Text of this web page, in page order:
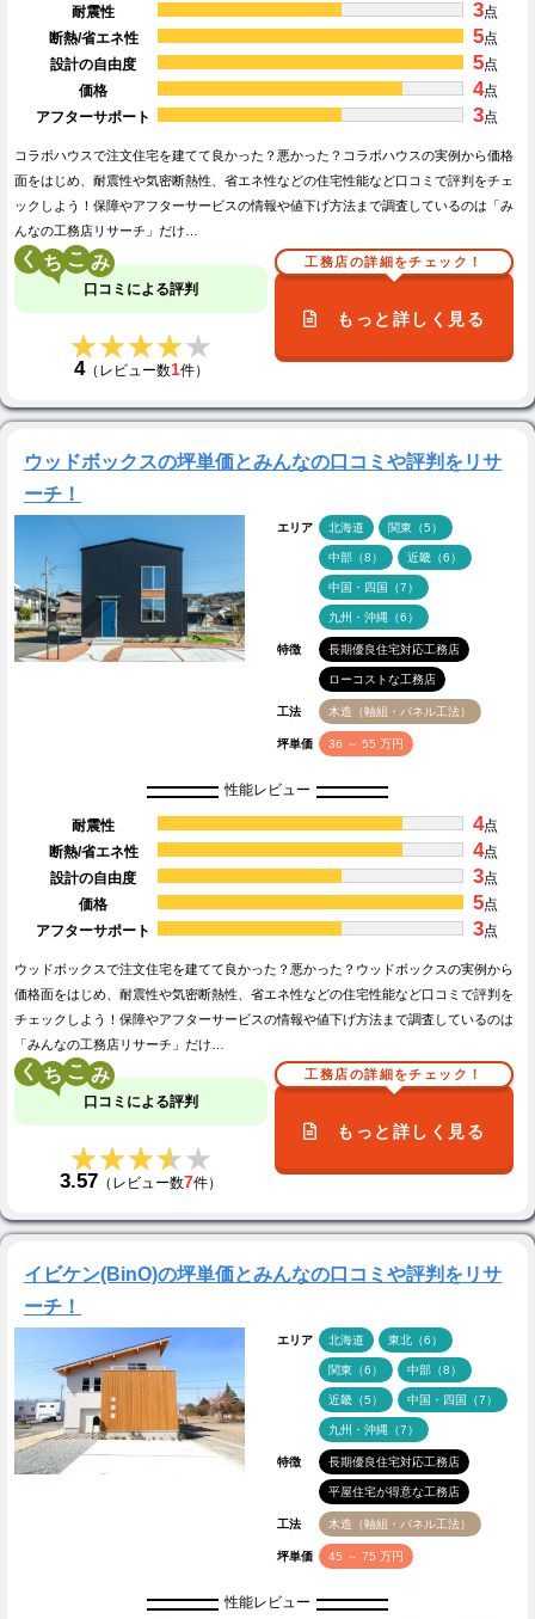
耐震性 3点
断熱/省エネ性
5点
設計の自由度
5点
価格
4点
アフターサポート
3点
コラボハウスで注文住宅を建てて良かった？悪かった？コラボハウスの実例から価格
面をはじめ、耐震性や気密断熱性、省エネ性などの住宅性能など口コミで評判をチェ
ックしよう！保障やアフターサービスの情報や値下げ方法まで調査しているのは「み
んなの工務店リサーチ」だけ…
く こ
口コミによる評判
★★★★★
★★★★★
4（レビュー数1件）
工務店の詳細をチェック！
もっと詳しく見る
ウッドボックスの坪単価とみんなの口コミや評判をリサ
ーチ！
エリア 北海道 関東（5）
中部（8） 近畿（6）
中国・四国（7）
九州・沖縄（6）
特徴 長期優良住宅対応工務店
ローコストな工務店
工法 木造（軸組・パネル工法）
坪単価 36 ～ 55 万円
性能レビュー
耐震性 4点
断熱/省エネ性
4点
設計の自由度
3点
価格
5点
アフターサポート
3点
ウッドボックスで注文住宅を建てて良かった？悪かった？ウッドボックスの実例から
価格面をはじめ、耐震性や気密断熱性、省エネ性などの住宅性能など口コミで評判を
チェックしよう！保障やアフターサービスの情報や値下げ方法まで調査しているのは
「みんなの工務店リサーチ」だけ…
く こ
口コミによる評判
★★★★★
★★★★★
3.57 （レビュー数7件）
工務店の詳細をチェック！
もっと詳しく見る
イビケン(BinO)の坪単価とみんなの口コミや評判をリサ
ーチ！
エリア 北海道 東北（6）
関東（6） 中部（8）
近畿（5） 中国・四国（7）
九州・沖縄（7）
特徴 長期優良住宅対応工務店
平屋住宅が得意な工務店
工法 木造（軸組・パネル工法）
坪単価 45 ～ 75 万円
性能レビュー